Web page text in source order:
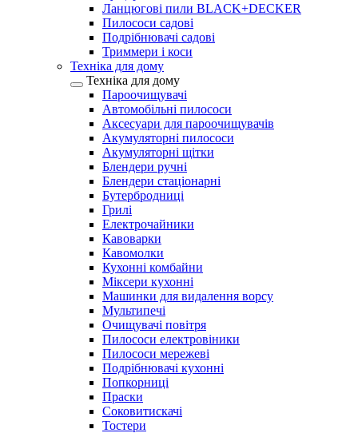
Ланцюгові пили BLACK+DECKER
Пилососи садові
Подрібнювачі садові
Триммери і коси
Техніка для дому
Техніка для дому
Пароочищувачі
Автомобільні пилососи
Аксесуари для пароочищувачів
Акумуляторні пилососи
Акумуляторні щітки
Блендери ручні
Блендери стаціонарні
Бутербродниці
Грилі
Електрочайники
Кавоварки
Кавомолки
Кухонні комбайни
Міксери кухонні
Машинки для видалення ворсу
Мультипечі
Очищувачі повітря
Пилососи електровіники
Пилососи мережеві
Подрібнювачі кухонні
Попкорниці
Праски
Соковитискачі
Тостери